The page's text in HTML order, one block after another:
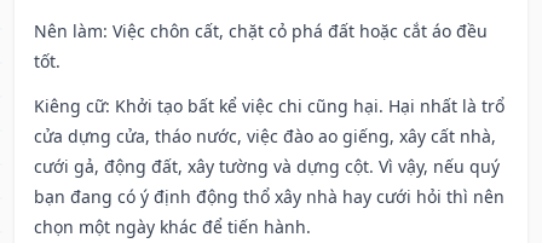
Nên làm: Việc chôn cất, chặt cỏ phá đất hoặc cắt áo đều
tốt.
Kiêng cữ: Khởi tạo bất kể việc chi cũng hại. Hại nhất là trổ
cửa dựng cửa, tháo nước, việc đào ao giếng, xây cất nhà,
cưới gả, động đất, xây tường và dựng cột. Vì vậy, nếu quý
bạn đang có ý định động thổ xây nhà hay cưới hỏi thì nên
chọn một ngày khác để tiến hành.